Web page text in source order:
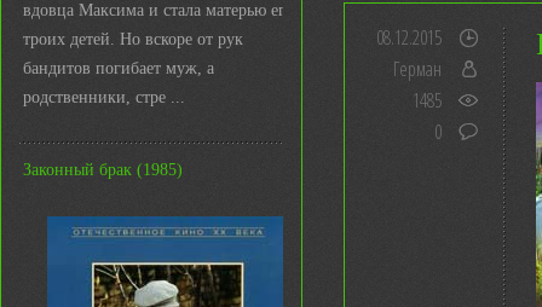
вдовца Максима и стала матерью его
троих детей. Но вскоре от рук
бандитов погибает муж, а
родственники, стре ...
Законный брак (1985)
08.12.2015
Герман
1485
0